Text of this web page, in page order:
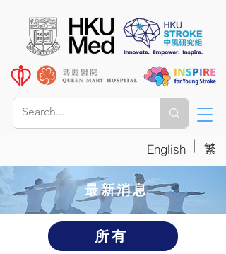
English | 繁
​最新消息
所有